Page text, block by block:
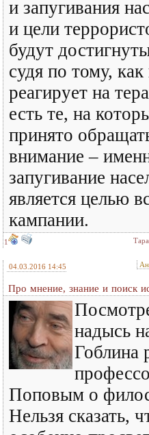
и запугивания
и цели
будут
судя по тому, как
реагирует на
есть те, на
принято
внимание –
запугивание
является целью
кампании.
1
04.03.2016 14:45
Про мнение, знание и поиск
надысь
Гоблина
Поповым о
Нельзя сказать,